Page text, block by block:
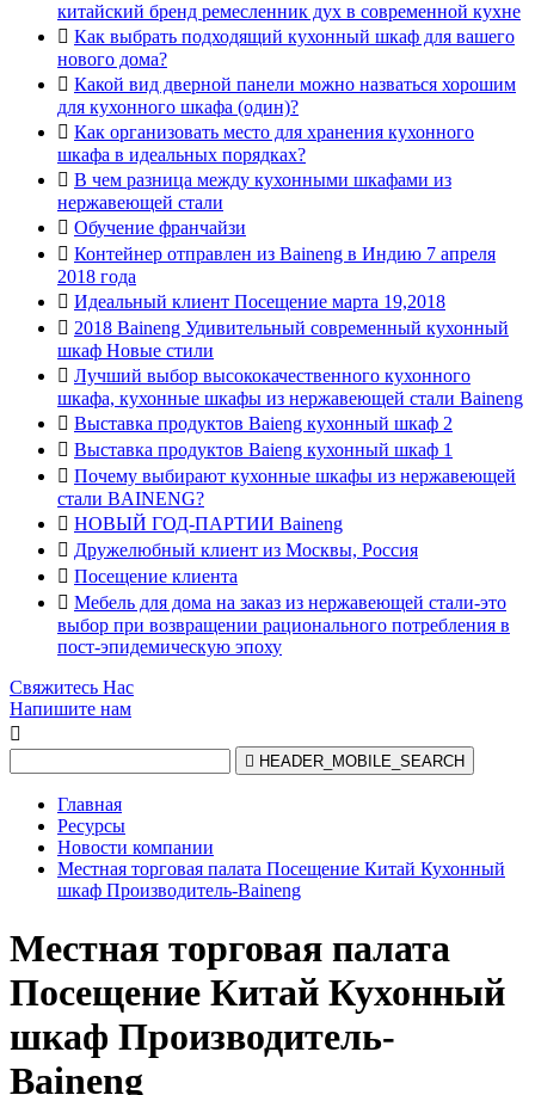
китайский бренд ремесленник дух в современной кухне
 Как выбрать подходящий кухонный шкаф для вашего
нового дома?
 Какой вид дверной панели можно назваться хорошим
для кухонного шкафа (один)?
 Как организовать место для хранения кухонного
шкафа в идеальных порядках?
 В чем разница между кухонными шкафами из
нержавеющей стали
 Обучение франчайзи
 Контейнер отправлен из Baineng в Индию 7 апреля
2018 года
 Идеальный клиент Посещение марта 19,2018
 2018 Baineng Удивительный современный кухонный
шкаф Новые стили
 Лучший выбор высококачественного кухонного
шкафа, кухонные шкафы из нержавеющей стали Baineng
 Выставка продуктов Baieng кухонный шкаф 2
 Выставка продуктов Baieng кухонный шкаф 1
 Почему выбирают кухонные шкафы из нержавеющей
стали BAINENG?
 НОВЫЙ ГОД-ПАРТИИ Baineng
 Дружелюбный клиент из Москвы, Россия
 Посещение клиента
 Мебель для дома на заказ из нержавеющей стали-это
выбор при возвращении рационального потребления в
пост-эпидемическую эпоху
Свяжитесь Нас
Напишите нам

 HEADER_MOBILE_SEARCH
Главная
Ресурсы
Новости компании
Местная торговая палата Посещение Китай Кухонный
шкаф Производитель-Baineng
Местная торговая палата
Посещение Китай Кухонный
шкаф Производитель-
Baineng